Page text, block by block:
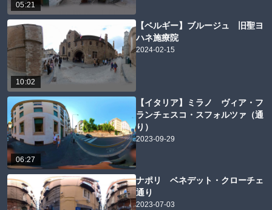
05:21
10:02
【ベルギー】ブルージュ 旧聖ヨ
ハネ施療院
2024-02-15
06:27
【イタリア】ミラノ ヴィア・フ
ランチェスコ・スフォルツァ（通
り）
2023-09-29
ナポリ ベネデット・クローチェ
通り
2023-07-03